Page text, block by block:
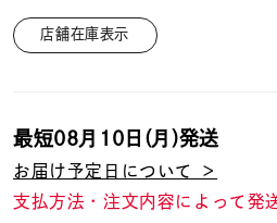
メンズ
リングサイズ
価格 ¥0
店舗在庫表示
最短08月10日(月)発送
お届け予定日について ＞
支払方法・注文内容によって発